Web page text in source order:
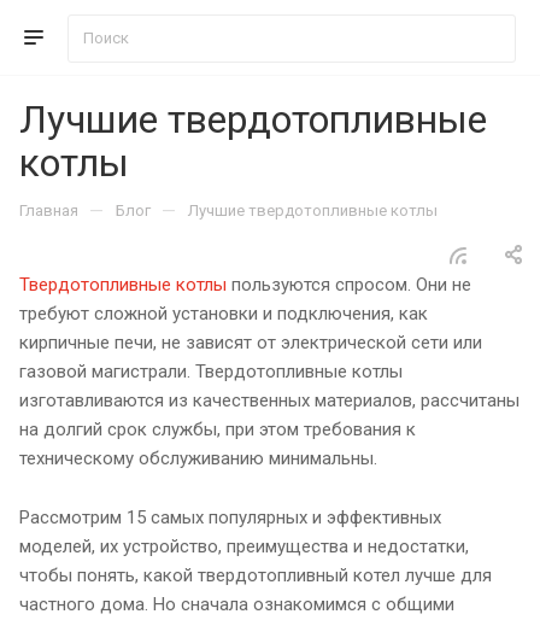
Лучшие твердотопливные
котлы
Главная — Блог — Лучшие твердотопливные котлы
Твердотопливные котлы пользуются спросом. Они не
требуют сложной установки и подключения, как
кирпичные печи, не зависят от электрической сети или
газовой магистрали. Твердотопливные котлы
изготавливаются из качественных материалов, рассчитаны
на долгий срок службы, при этом требования к
техническому обслуживанию минимальны.
Рассмотрим 15 самых популярных и эффективных
моделей, их устройство, преимущества и недостатки,
чтобы понять, какой твердотопливный котел лучше для
частного дома. Но сначала ознакомимся с общими